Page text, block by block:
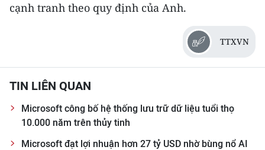
cạnh tranh theo quy định của Anh.
TTXVN
TIN LIÊN QUAN
Microsoft công bố hệ thống lưu trữ dữ liệu tuổi thọ
10.000 năm trên thủy tinh
Microsoft đạt lợi nhuận hơn 27 tỷ USD nhờ bùng nổ AI